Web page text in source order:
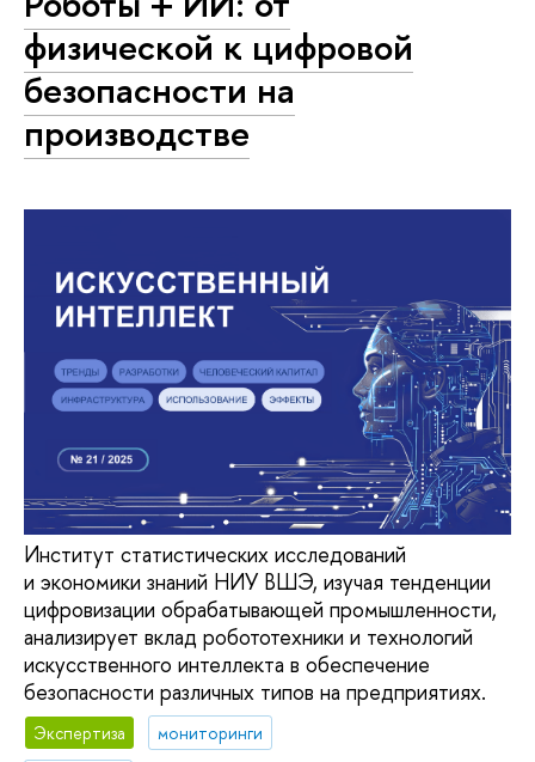
физической к цифровой
безопасности на
производстве
Институт статистических исследований
и экономики знаний НИУ ВШЭ, изучая тенденции
цифровизации обрабатывающей промышленности,
анализирует вклад робототехники и технологий
искусственного интеллекта в обеспечение
безопасности различных типов на предприятиях.
Экспертиза мониторинги